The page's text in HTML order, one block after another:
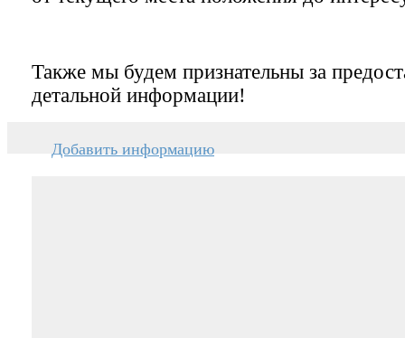
Также мы будем признательны за
детальной информации!
Добавить информацию